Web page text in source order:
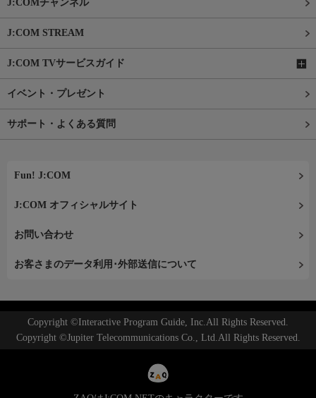
J:COMチャンネル
J:COM STREAM
J:COM TVサービスガイド
イベント・プレゼント
サポート・よくある質問
Fun! J:COM
J:COM オフィシャルサイト
お問い合わせ
お客さまのデータ利用･外部送信について
Copyright ©Interactive Program Guide, Inc.All Rights Reserved.
Copyright ©Jupiter Telecommunications Co., Ltd.All Rights Reserved.